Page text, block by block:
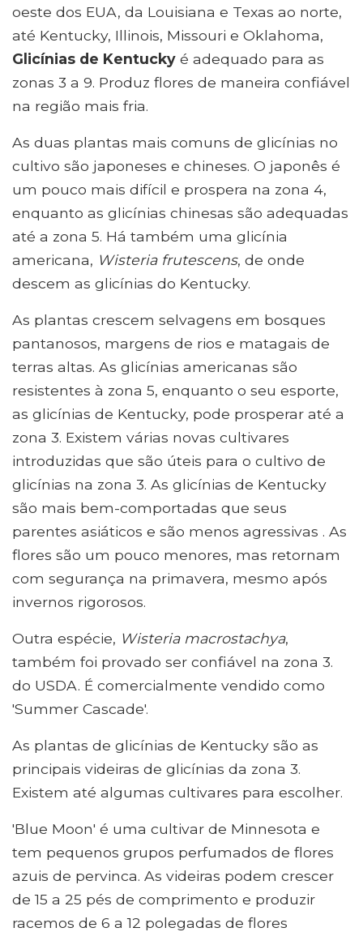
oeste dos EUA, da Louisiana e Texas ao norte,
até Kentucky, Illinois, Missouri e Oklahoma,
Glicínias de Kentucky é adequado para as
zonas 3 a 9. Produz flores de maneira confiável
na região mais fria.
As duas plantas mais comuns de glicínias no
cultivo são japoneses e chineses. O japonês é
um pouco mais difícil e prospera na zona 4,
enquanto as glicínias chinesas são adequadas
até a zona 5. Há também uma glicínia
americana, Wisteria frutescens, de onde
descem as glicínias do Kentucky.
As plantas crescem selvagens em bosques
pantanosos, margens de rios e matagais de
terras altas. As glicínias americanas são
resistentes à zona 5, enquanto o seu esporte,
as glicínias de Kentucky, pode prosperar até a
zona 3. Existem várias novas cultivares
introduzidas que são úteis para o cultivo de
glicínias na zona 3. As glicínias de Kentucky
são mais bem-comportadas que seus
parentes asiáticos e são menos agressivas . As
flores são um pouco menores, mas retornam
com segurança na primavera, mesmo após
invernos rigorosos.
Outra espécie, Wisteria macrostachya,
também foi provado ser confiável na zona 3.
do USDA. É comercialmente vendido como
'Summer Cascade'.
As plantas de glicínias de Kentucky são as
principais videiras de glicínias da zona 3.
Existem até algumas cultivares para escolher.
'Blue Moon' é uma cultivar de Minnesota e
tem pequenos grupos perfumados de flores
azuis de pervinca. As videiras podem crescer
de 15 a 25 pés de comprimento e produzir
racemos de 6 a 12 polegadas de flores